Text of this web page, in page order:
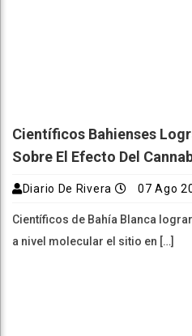
Científicos Bahienses
Sobre El Efecto Del
Diario De Rivera 07 Ago
Científicos de Bahía Blanca
a nivel molecular el sitio en […]